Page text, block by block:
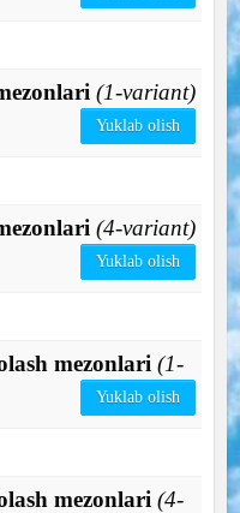
(1-variant)
Yuklab olish
(4-variant)
Yuklab olish
mezonlari (1-
Yuklab olish
mezonlari (4-